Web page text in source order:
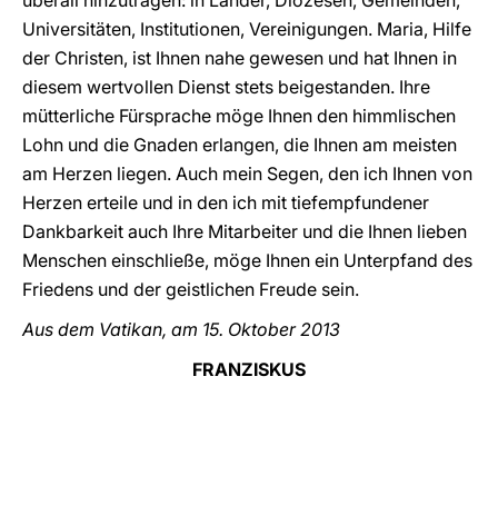
Universitäten, Institutionen, Vereinigungen. Maria, Hilfe
der Christen, ist Ihnen nahe gewesen und hat Ihnen in
diesem wertvollen Dienst stets beigestanden. Ihre
mütterliche Fürsprache möge Ihnen den himmlischen
Lohn und die Gnaden erlangen, die Ihnen am meisten
am Herzen liegen. Auch mein Segen, den ich Ihnen von
Herzen erteile und in den ich mit tiefempfundener
Dankbarkeit auch Ihre Mitarbeiter und die Ihnen lieben
Menschen einschließe, möge Ihnen ein Unterpfand des
Friedens und der geistlichen Freude sein.
Aus dem Vatikan, am 15. Oktober 2013
FRANZISKUS